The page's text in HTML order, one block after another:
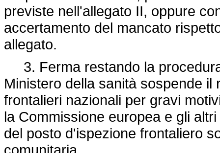
previste nell'allegato II, oppure
accertamento del mancato
allegato.
3. Ferma restando la
Ministero della sanità sospende
frontalieri nazionali per gravi
la Commissione europea e gli
del posto d'ispezione frontaliero